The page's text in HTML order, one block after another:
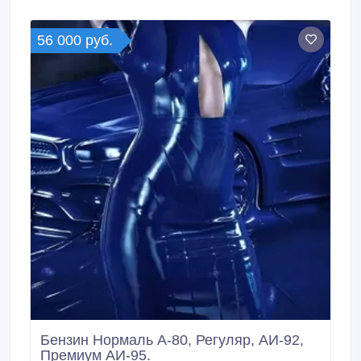
железнодорожных тарифов и услуг.
56 000 руб.
Бензин Нормаль А-80, Регуляр, АИ-92,
Премиум АИ-95.